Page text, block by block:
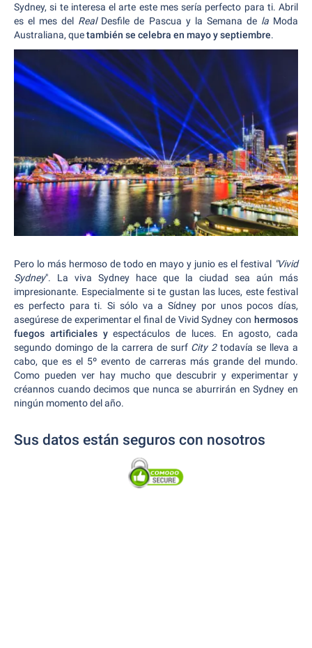
Sydney, si te interesa el arte este mes sería perfecto para ti. Abril
es el mes del RealDesfile de Pascua y la Semana de laModa
Australiana, quetambién se celebra en mayo y septiembre.
Pero lo más hermoso de todo en mayo y junio es el festival "Vivid
Sydney". La viva Sydney hace que la ciudad sea aún más
impresionante. Especialmente si te gustan las luces, este festival
es perfecto para ti. Si sólo va a Sídney por unos pocos días,
asegúrese de experimentar el final de Vivid Sydney con hermosos
fuegos artificiales yespectáculos de luces. En agosto, cada
segundo domingo de la carrera de surf City 2todavía se lleva a
cabo, que es el 5º evento de carreras más grande del mundo.
Como pueden ver hay mucho que descubrir y experimentar y
créannos cuando decimos que nunca se aburrirán en Sydney en
ningún momento del año.
Sus datos están seguros con nosotros